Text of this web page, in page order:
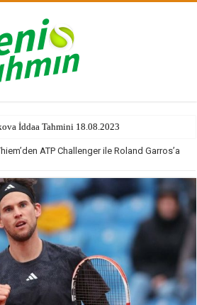
İddaa Tahmini 18.08.2023
ATP Challenger ile Roland Garros’a